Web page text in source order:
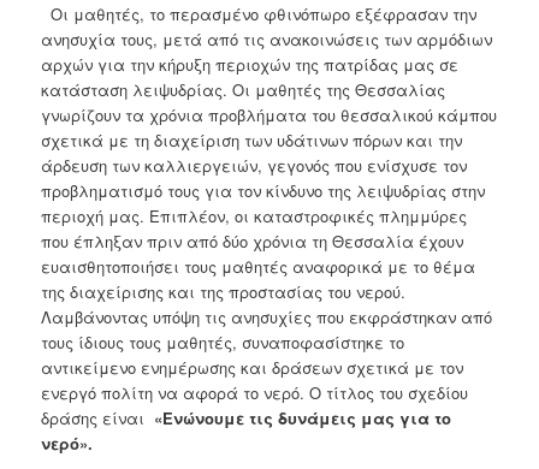
Οι μαθητές, το περασμένο φθινόπωρο εξέφρασαν την
ανησυχία τους, μετά από τις ανακοινώσεις των αρμόδιων
αρχών για την κήρυξη περιοχών της πατρίδας μας σε
κατάσταση λειψυδρίας. Οι μαθητές της Θεσσαλίας
γνωρίζουν τα χρόνια προβλήματα του θεσσαλικού κάμπου
σχετικά με τη διαχείριση των υδάτινων πόρων και την
άρδευση των καλλιεργειών, γεγονός που ενίσχυσε τον
προβληματισμό τους για τον κίνδυνο της λειψυδρίας στην
περιοχή μας. Επιπλέον, οι καταστροφικές πλημμύρες
που έπληξαν πριν από δύο χρόνια τη Θεσσαλία έχουν
ευαισθητοποιήσει τους μαθητές αναφορικά με το θέμα
της διαχείρισης και της προστασίας του νερού.
Λαμβάνοντας υπόψη τις ανησυχίες που εκφράστηκαν από
τους ίδιους τους μαθητές, συναποφασίστηκε το
αντικείμενο ενημέρωσης και δράσεων σχετικά με τον
ενεργό πολίτη να αφορά το νερό. Ο τίτλος του σχεδίου
δράσης είναι «Ενώνουμε τις δυνάμεις μας για το
νερό».